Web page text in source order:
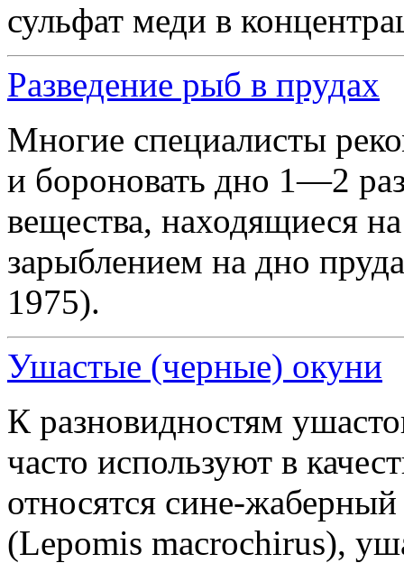
сульфат меди в
Разведение рыб в прудах
Многие специалисты
и бороновать дно 1—2
вещества, находящиеся
зарыблением на дно
1975).
Ушастые (черные) окуни
К разновидностям
часто используют в
относятся сине-
(Lepomis macrochirus),